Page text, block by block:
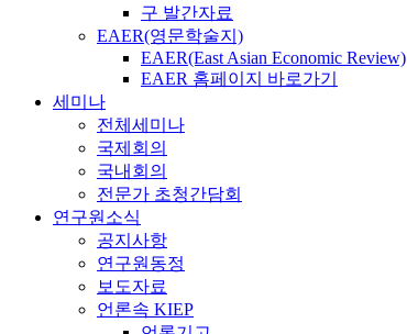
구 발간자료
EAER(영문학술지)
EAER(East Asian Economic Review)
EAER 홈페이지 바로가기
세미나
전체세미나
국제회의
국내회의
전문가 초청간담회
연구원소식
공지사항
연구원동정
보도자료
언론속 KIEP